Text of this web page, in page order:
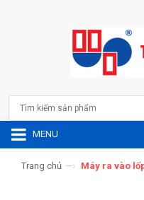
MENU
Trang chủ —› Máy ra vào